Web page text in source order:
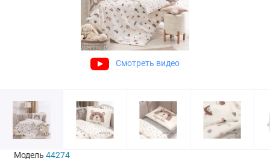
Смотреть видео
Модель 44274